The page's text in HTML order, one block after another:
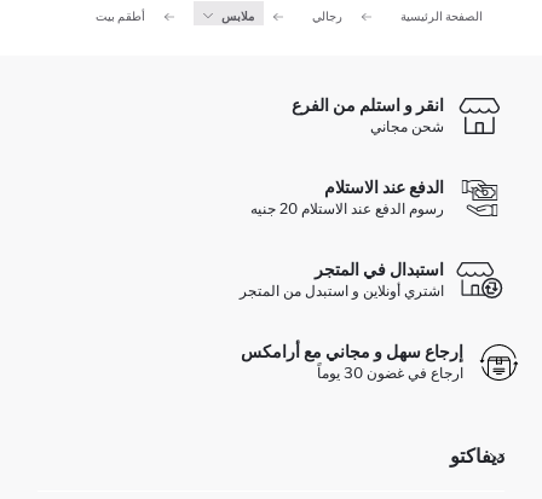
الصفحة الرئيسية رجالي ملابس أطقم بيت
انقر و استلم من الفرع
شحن مجاني
الدفع عند الاستلام
رسوم الدفع عند الاستلام 20 جنيه
استبدال في المتجر
اشتري أونلاين و استبدل من المتجر
إرجاع سهل و مجاني مع أرامكس
ارجاع في غضون 30 يوماً
ديفاكتو